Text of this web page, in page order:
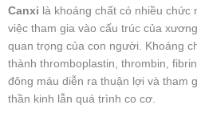
Canxi là khoáng chất có nhiều
việc tham gia vào cấu trúc của
quan trọng của con người. Khoáng
thành thromboplastin, thrombin,
đông máu diễn ra thuận lợi và tham
thần kinh lẫn quá trình co cơ.